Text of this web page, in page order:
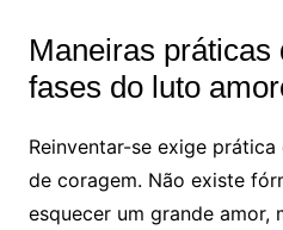
Maneiras práticas
fases do luto
Reinventar-se exige
de coragem. Não existe
esquecer um grande amor,